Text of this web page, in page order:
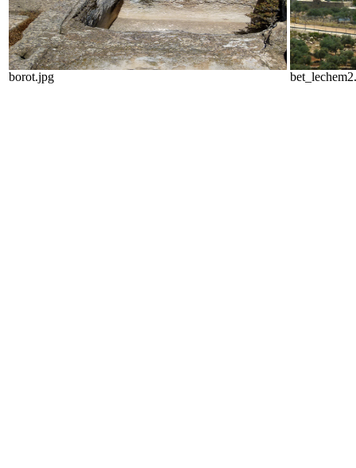
borot.jpg